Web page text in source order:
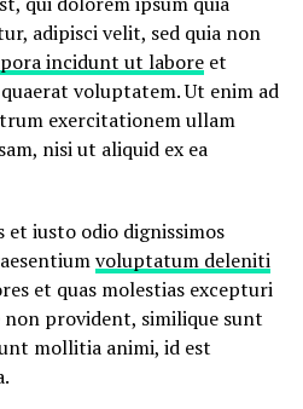
adipisci velit, sed quia non
incidunt ut laboreet
voluptatem. Ut enim ad
exercitationem ullam
nisi ut aliquid ex ea
et iusto odio dignissimos
voluptatum deleniti
et quas molestias excepturi
provident, similique sunt
mollitia animi, id est